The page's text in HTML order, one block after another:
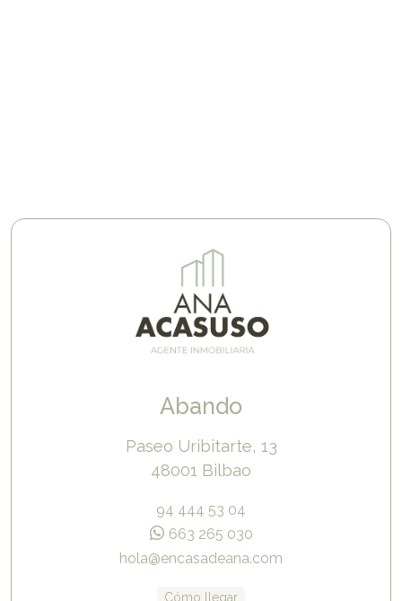
Abando
Paseo Uribitarte, 13
48001 Bilbao
94 444 53 04
663 265 030
hola@encasadeana.com
Cómo llegar